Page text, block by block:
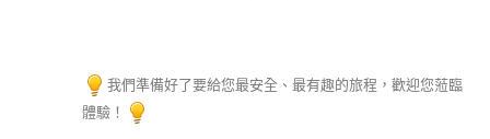
我們準備好了要給您最安全、最有趣的旅程，歡迎您蒞臨
體驗！